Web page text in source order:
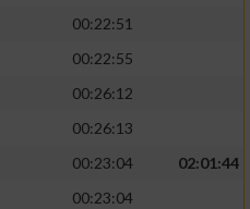
00:22:51
00:22:55
00:26:12
00:26:13
00:23:04
02:01:44
00:23:04